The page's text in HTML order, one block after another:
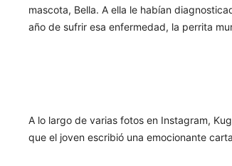
mascota, Bella. A ella le habían
año de sufrir esa enfermedad, la perrita
A lo largo de varias fotos en Instagram,
que el joven escribió una emocionante